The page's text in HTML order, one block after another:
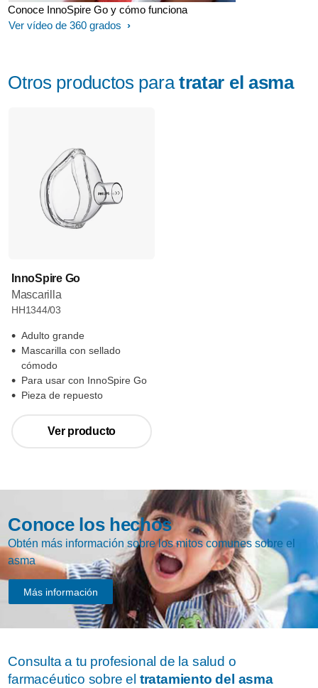
Conoce InnoSpire Go y cómo funciona
Ver vídeo de 360 grados
Otros productos paratratar el asma
InnoSpire Go
Mascarilla
HH1344/03
Adulto grande
Mascarilla con sellado
cómodo
Para usar con InnoSpire Go
Pieza de repuesto
Ver producto
Conoce los hechos
Obtén más información sobre los mitos comunes sobre el
asma
Más información
Consulta a tu profesional de la salud o
farmacéutico sobre el tratamiento del asma